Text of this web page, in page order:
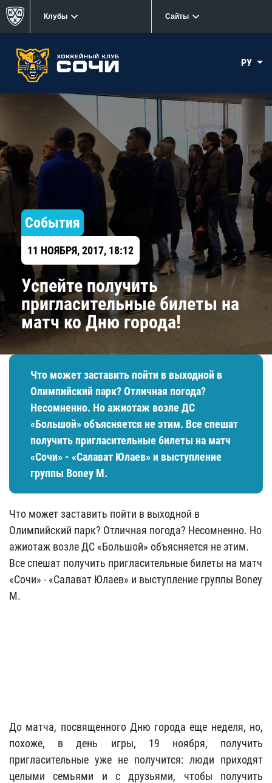
Клубы Сайты
РУ
События
11 НОЯБРЯ, 2017, 18:12
Успейте получить
пригласительные билеты на
матч ко Дню города!
Что может заставить пойти в выходной в
Олимпийский парк? Отличная погода?
Несомненно. Но ажиотаж возле ДС
«Большой» объясняется не этим. Все спешат
получить пригласительные билеты на матч
«Сочи» - «Салават Юлаев» и выступление
группы Boney M.
Что может заставить пойти в выходной в
Олимпийский парк? Отличная погода? Несомненно. Но
ажиотаж возле ДС «Большой» объясняется не этим.
Все спешат получить пригласительные билеты на матч
«Сочи» - «Салават Юлаев» и выступление группы Boney
M.
До матча, посвященного Дню города еще неделя, но,
похоже, в день игры, 19 ноября, получить
пригласительные уже не получится: люди приходят
целыми семьями и с друзьями, чтобы получить